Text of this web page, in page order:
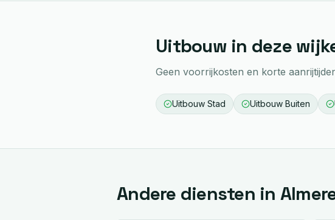
Uitbouwin deze
Geen voorrijkosten en korte
Uitbouw Stad Uitbouw Buiten
Andere diensten in